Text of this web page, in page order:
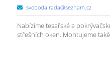
svoboda.rada@seznam.cz
Nabízíme tesařské a
střešních oken. Montujeme